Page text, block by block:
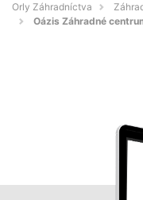
Orly Záhradníctva
Oázis Záhradné